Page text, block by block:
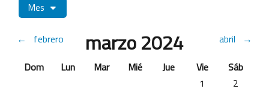
Mes
← febrero marzo 2024 abril
→
Domingo
Dom Lunes
Lun Martes
Mar Miércoles
Mié Jueves
Jue Viernes
Vie Sábado
Sáb
Sin eventos,
1 Sin
2